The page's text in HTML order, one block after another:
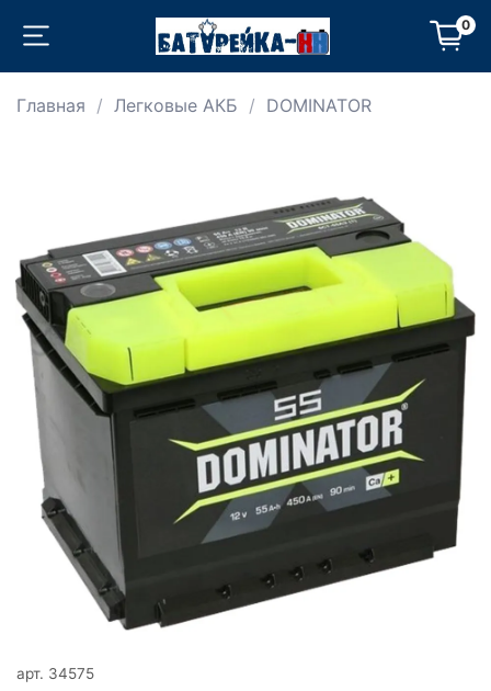
0
Главная Легковые АКБ DOMINATOR
арт. 34575